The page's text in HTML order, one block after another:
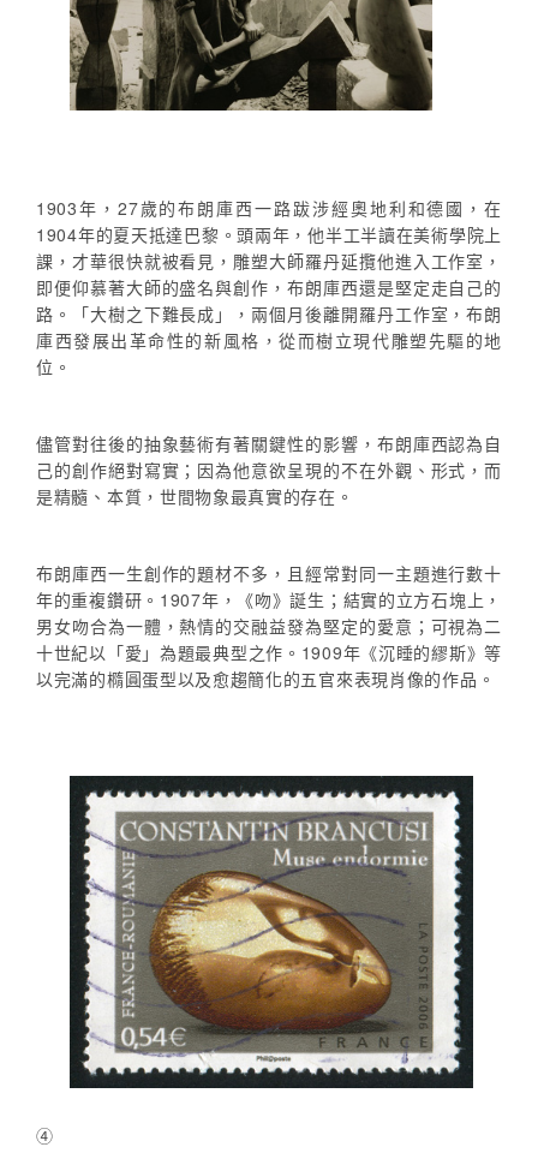
1903年，27歲的布朗庫西一路跋涉經奧地利和德國，在
1904年的夏天抵達巴黎。頭兩年，他半工半讀在美術學院上
課，才華很快就被看見，雕塑大師羅丹延攬他進入工作室，
即便仰慕著大師的盛名與創作，布朗庫西還是堅定走自己的
路。「大樹之下難長成」，兩個月後離開羅丹工作室，布朗
庫西發展出革命性的新風格，從而樹立現代雕塑先驅的地
位。
儘管對往後的抽象藝術有著關鍵性的影響，布朗庫西認為自
己的創作絕對寫實；因為他意欲呈現的不在外觀、形式，而
是精髓、本質，世間物象最真實的存在。
布朗庫西一生創作的題材不多，且經常對同一主題進行數十
年的重複鑽研。1907年，《吻》誕生；結實的立方石塊上，
男女吻合為一體，熱情的交融益發為堅定的愛意；可視為二
十世紀以「愛」為題最典型之作。1909年《沉睡的繆斯》等
以完滿的橢圓蛋型以及愈趨簡化的五官來表現肖像的作品。
④